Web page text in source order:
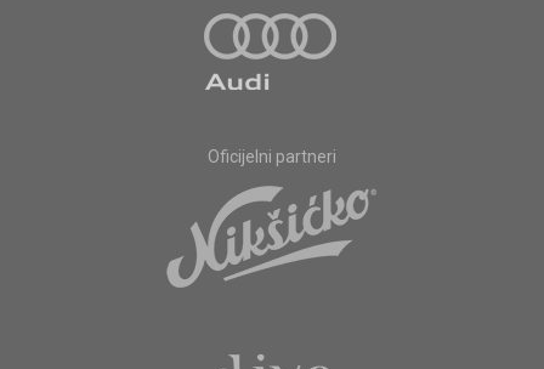
Oficijelni partneri